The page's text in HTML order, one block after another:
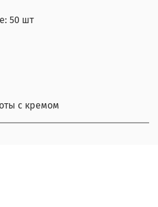
50 шт
с кремом